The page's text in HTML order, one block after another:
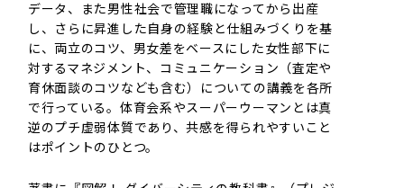
データ、また男性社会で管理職になってから出産
し、さらに昇進した自身の経験と仕組みづくりを基
に、両立のコツ、男女差をベースにした女性部下に
対するマネジメント、コミュニケーション（査定や
育休面談のコツなども含む）についての講義を各所
で行っている。体育会系やスーパーウーマンとは真
逆のプチ虚弱体質であり、共感を得られやすいこと
はポイントのひとつ。